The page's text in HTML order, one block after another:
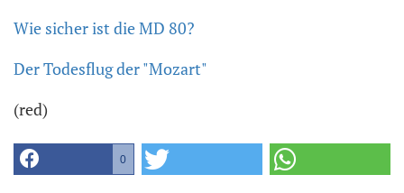
Wie sicher ist die MD 80?
Der Todesflug der "Mozart"
(red)
0